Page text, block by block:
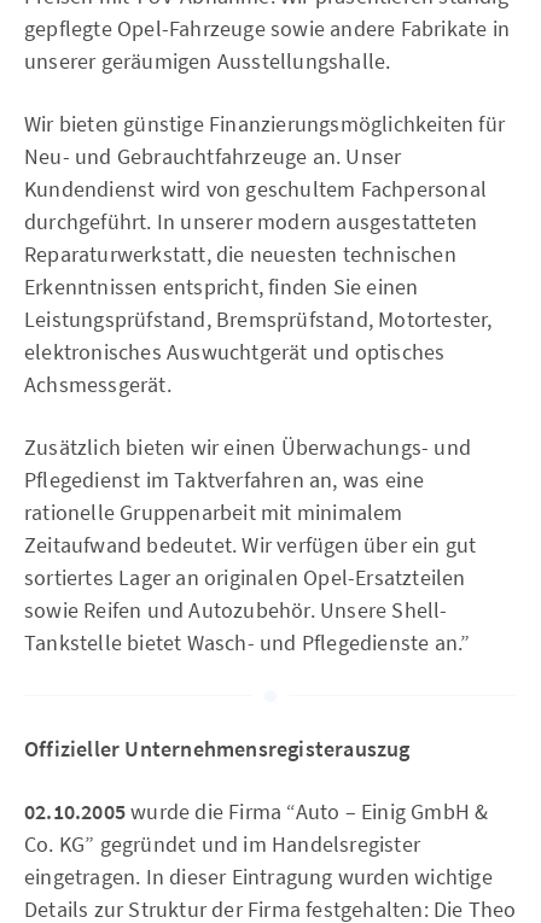
gepflegte Opel-Fahrzeuge sowie andere Fabrikate in
unserer geräumigen Ausstellungshalle.
Wir bieten günstige Finanzierungsmöglichkeiten für
Neu- und Gebrauchtfahrzeuge an. Unser
Kundendienst wird von geschultem Fachpersonal
durchgeführt. In unserer modern ausgestatteten
Reparaturwerkstatt, die neuesten technischen
Erkenntnissen entspricht, finden Sie einen
Leistungsprüfstand, Bremsprüfstand, Motortester,
elektronisches Auswuchtgerät und optisches
Achsmessgerät.
Zusätzlich bieten wir einen Überwachungs- und
Pflegedienst im Taktverfahren an, was eine
rationelle Gruppenarbeit mit minimalem
Zeitaufwand bedeutet. Wir verfügen über ein gut
sortiertes Lager an originalen Opel-Ersatzteilen
sowie Reifen und Autozubehör. Unsere Shell-
Tankstelle bietet Wasch- und Pflegedienste an.”
Offizieller Unternehmensregisterauszug
02.10.2005wurde die Firma “Auto – Einig GmbH &
Co. KG” gegründet und im Handelsregister
eingetragen. In dieser Eintragung wurden wichtige
Details zur Struktur der Firma festgehalten: Die Theo